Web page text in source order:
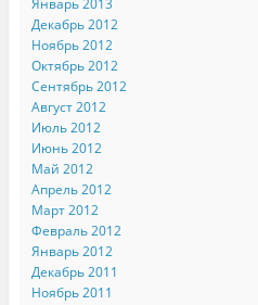
Декабрь 2012
Ноябрь 2012
Октябрь 2012
Сентябрь 2012
Август 2012
Июль 2012
Июнь 2012
Май 2012
Апрель 2012
Март 2012
Февраль 2012
Январь 2012
Декабрь 2011
Ноябрь 2011